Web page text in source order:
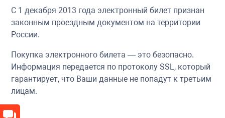
С 1 декабря 2013 года электронный билет признан
законным проездным документом на территории
России.
Покупка электронного билета — это безопасно.
Информация передается по протоколу SSL, который
гарантирует, что Ваши данные не попадут к третьим
лицам.